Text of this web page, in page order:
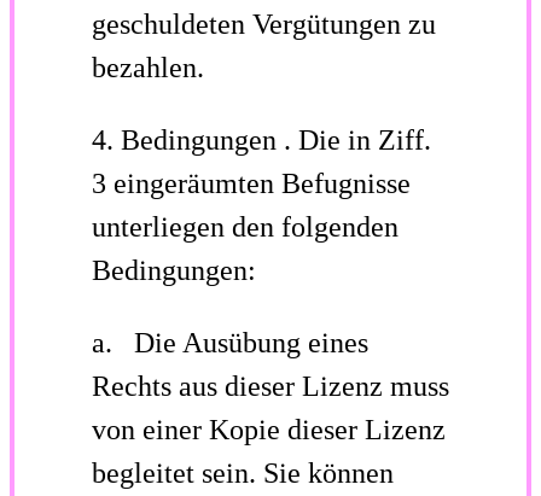
geschuldeten Vergütungen zu
bezahlen.
4. Bedingungen . Die in Ziff.
3 eingeräumten Befugnisse
unterliegen den folgenden
Bedingungen:
a. Die Ausübung eines
Rechts aus dieser Lizenz muss
von einer Kopie dieser Lizenz
begleitet sein. Sie können